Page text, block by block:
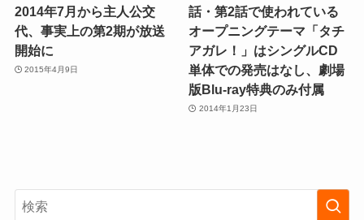
2014年7月から主人公交
代、事実上の第2期が放送
開始に
2015年4月9日
話・第2話で使われている
オープニングテーマ「タチ
アガレ！」はシングルCD
単体での発売はなし、劇場
版Blu-ray特典のみ付属
2014年1月23日